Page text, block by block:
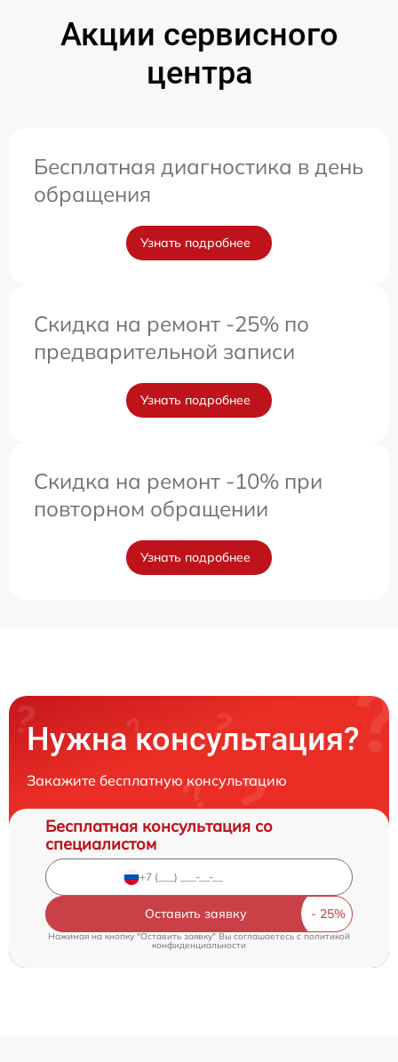
Акции сервисного
центра
Бесплатная диагностика в день
обращения
Узнать подробнее
Скидка на ремонт -25% по
предварительной записи
Узнать подробнее
Скидка на ремонт -10% при
повторном обращении
Узнать подробнее
Нужна консультация?
Закажите бесплатную консультацию
Бесплатная консультация со
специалистом
Оставить заявку
Нажимая на кнопку "Оставить заявку" Вы соглашаетесь cполитикой
конфиденциальности